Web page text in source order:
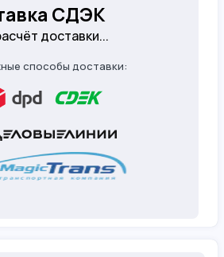
СДЭК
доставки...
способы доставки: